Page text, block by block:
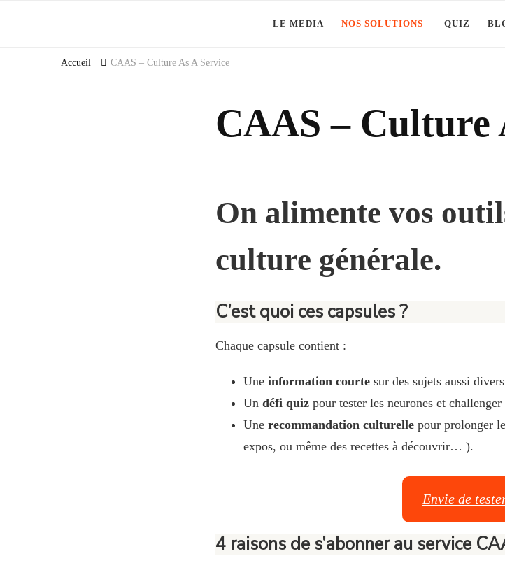
LE MEDIA NOS SOLUTIONS QUIZ
Accueil CAAS – Culture As A Service
CAAS – Culture
On alimente vos
culture générale.
C’est quoi ces capsules ?
Chaque capsule contient :
Une information courte sur des sujets aussi
Un défi quiz pour tester les neurones et challenger
Une recommandation culturelle pour prolonger
expos, ou même des recettes à découvrir… ).
Envie de
4 raisons de s’abonner au service